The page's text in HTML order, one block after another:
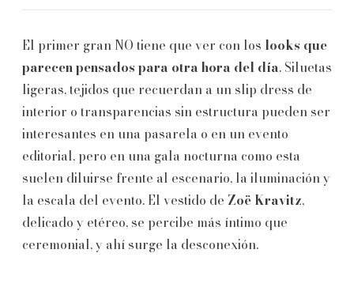
El primer gran NO tiene que ver con los looks que
parecen pensados para otra hora del día. Siluetas
ligeras, tejidos que recuerdan a un slip dress de
interior o transparencias sin estructura pueden ser
interesantes en una pasarela o en un evento
editorial, pero en una gala nocturna como esta
suelen diluirse frente al escenario, la iluminación y
la escala del evento. El vestido de Zoë Kravitz,
delicado y etéreo, se percibe más íntimo que
ceremonial, y ahí surge la desconexión.